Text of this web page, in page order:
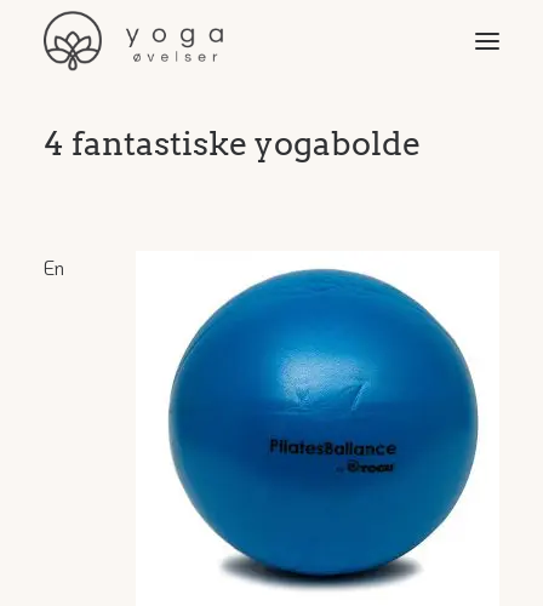
Øvelser
4 fantastiske yogabolde
En